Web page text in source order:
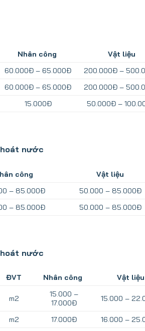
Nhân công
Vật liệu
60.000Đ – 65.000Đ
200.000Đ –
60.000Đ – 65.000Đ
200.000Đ –
15.000Đ 50.000Đ –
nước
công
Vật liệu
– 85.000Đ
50.000 – 85.000Đ
– 85.000Đ 50.000 – 85.000Đ
nước
ĐVT Nhân công Vật liệu
m2
15.000 –
17.000Đ
15.000 –
m2 17.000Đ 16.000 –